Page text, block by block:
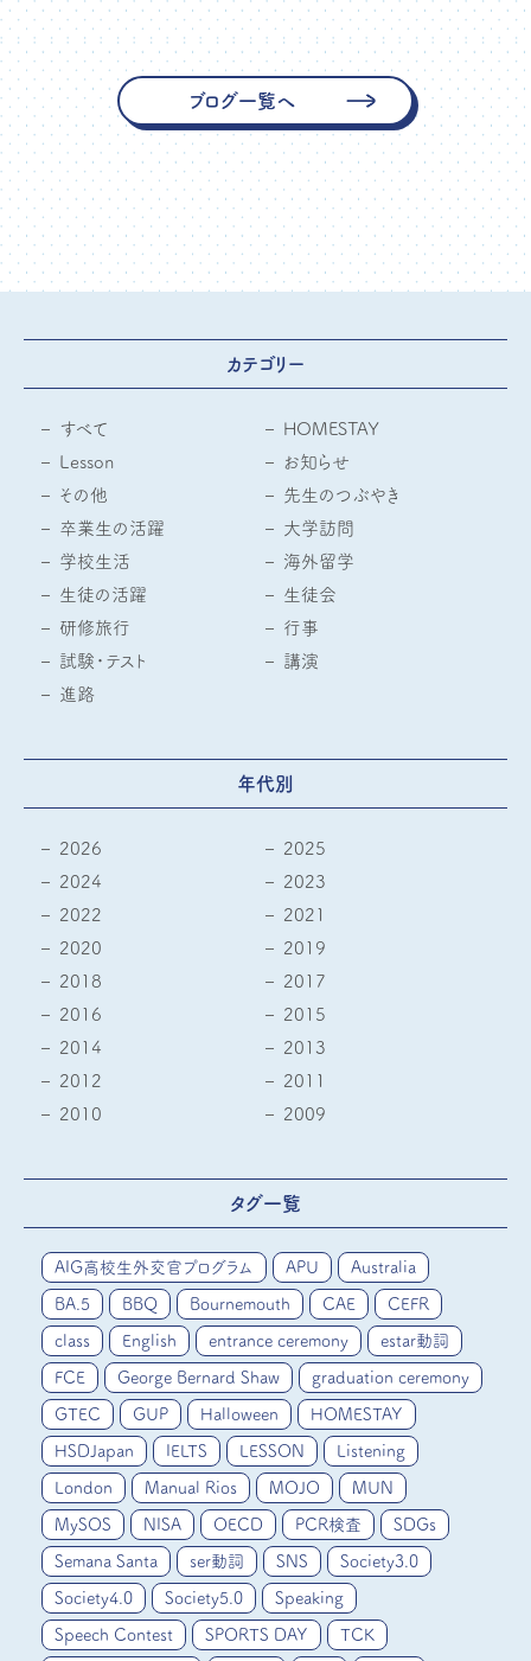
ブログ一覧へ
カテゴリー
すべて
HOMESTAY
Lesson
お知らせ
その他
先生のつぶやき
卒業生の活躍
大学訪問
学校生活
海外留学
生徒の活躍
生徒会
研修旅行
行事
試験・テスト
講演
進路
年代別
2026
2025
2024
2023
2022
2021
2020
2019
2018
2017
2016
2015
2014
2013
2012
2011
2010
2009
タグ一覧
AIG高校生外交官プログラム APU Australia
BA.5 BBQ Bournemouth CAE CEFR
class English entrance ceremony estar動詞
FCE George Bernard Shaw graduation ceremony
GTEC GUP Halloween HOMESTAY
HSDJapan IELTS LESSON Listening
London Manual Rios MOJO MUN
MySOS NISA OECD PCR検査 SDGs
Semana Santa ser動詞 SNS Society3.0
Society4.0 Society5.0 Speaking
Speech Contest SPORTS DAY TCK